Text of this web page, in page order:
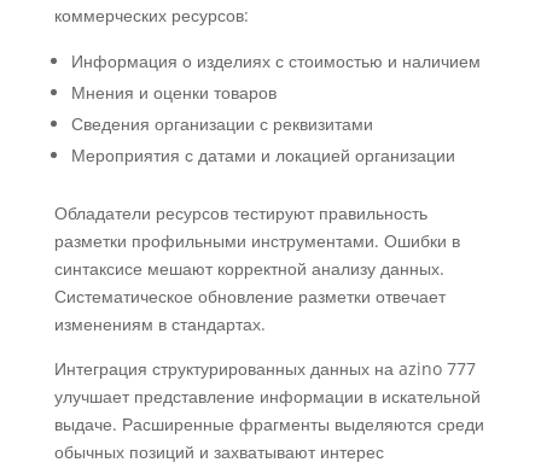
коммерческих ресурсов:
Информация о изделиях с стоимостью и наличием
Мнения и оценки товаров
Сведения организации с реквизитами
Мероприятия с датами и локацией организации
Обладатели ресурсов тестируют правильность
разметки профильными инструментами. Ошибки в
синтаксисе мешают корректной анализу данных.
Систематическое обновление разметки отвечает
изменениям в стандартах.
Интеграция структурированных данных на azino 777
улучшает представление информации в искательной
выдаче. Расширенные фрагменты выделяются среди
обычных позиций и захватывают интерес